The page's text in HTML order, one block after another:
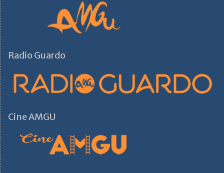
Radio Guardo
Cine AMGU